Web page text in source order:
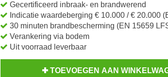
Gecertificeerd inbraak- en brandwerend
Indicatie waardeberging € 10.000 / € 20.000
30 minuten brandbescherming (EN 15659
Verankering via bodem
Uit voorraad leverbaar
TOEVOEGEN AAN